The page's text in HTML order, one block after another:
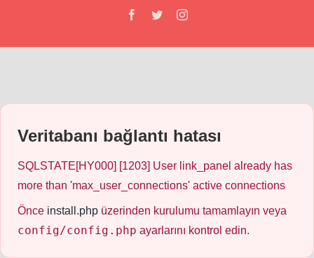
Facebook
TwitterInstagram
Veritabanı bağlantı hatası
SQLSTATE[HY000] [1203] User link_panel already has
more than 'max_user_connections' active connections
Önce install.php üzerinden kurulumu tamamlayın veya
config/config.php ayarlarını kontrol edin.